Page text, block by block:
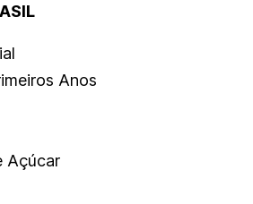
Anos
Açúcar